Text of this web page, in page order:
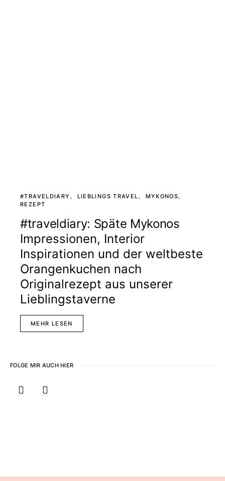
#TRAVELDIARY LIEBLINGS TRAVEL
MYKONOS
REZEPT
#traveldiary: Späte Mykonos
Impressionen, Interior
Inspirationen und der weltbeste
Orangenkuchen nach
Originalrezept aus unserer
Lieblingstaverne
MEHR LESEN
FOLGE MIR AUCH HIER